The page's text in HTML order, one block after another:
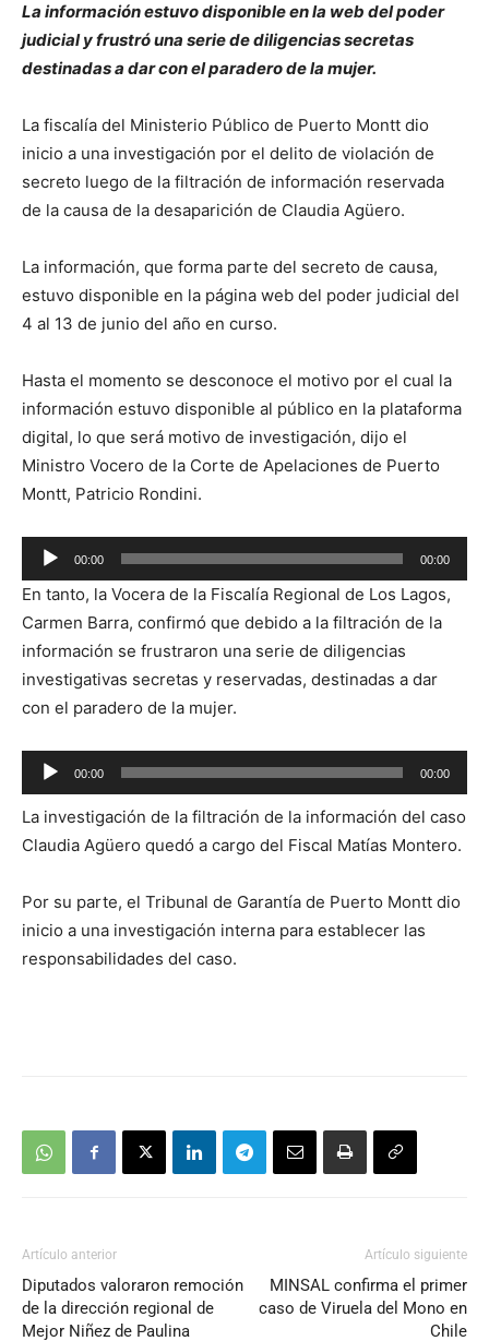
La información estuvo disponible en la web del poder
judicial y frustró una serie de diligencias secretas
destinadas a dar con el paradero de la mujer.
La fiscalía del Ministerio Público de Puerto Montt dio
inicio a una investigación por el delito de violación de
secreto luego de la filtración de información reservada
de la causa de la desaparición de Claudia Agüero.
La información, que forma parte del secreto de causa,
estuvo disponible en la página web del poder judicial del
4 al 13 de junio del año en curso.
Hasta el momento se desconoce el motivo por el cual la
información estuvo disponible al público en la plataforma
digital, lo que será motivo de investigación, dijo el
Ministro Vocero de la Corte de Apelaciones de Puerto
Montt, Patricio Rondini.
Reproductor
de
audio
00:00 00:00
En tanto, la Vocera de la Fiscalía Regional de Los Lagos,
Carmen Barra, confirmó que debido a la filtración de la
información se frustraron una serie de diligencias
investigativas secretas y reservadas, destinadas a dar
con el paradero de la mujer.
Reproductor
de
audio
00:00 00:00
La investigación de la filtración de la información del caso
Claudia Agüero quedó a cargo del Fiscal Matías Montero.
Por su parte, el Tribunal de Garantía de Puerto Montt dio
inicio a una investigación interna para establecer las
responsabilidades del caso.
Artículo anterior
Diputados valoraron remoción
de la dirección regional de
Mejor Niñez de Paulina
Artículo siguiente
MINSAL confirma el primer
caso de Viruela del Mono en
Chile